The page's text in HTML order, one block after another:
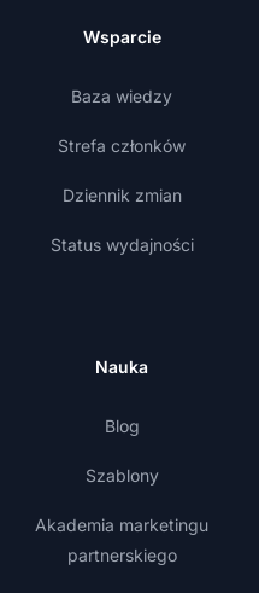
Wsparcie
Baza wiedzy
Strefa członków
Dziennik zmian
Status wydajności
Nauka
Blog
Szablony
Akademia marketingu
partnerskiego